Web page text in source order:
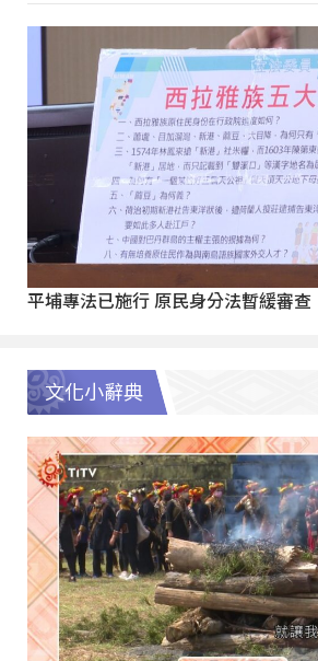
平埔專法已施行 原民身分法暫緩審查
文化小辭典